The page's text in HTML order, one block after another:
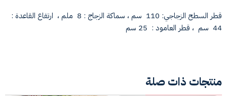
قطر السطح الزجاجي: 110 سم ، سماكة الزجاج : 8 ملم ، ارتفاع القاعدة :
44 سم ، قطر العامود : 25 سم
منتجات ذات صلة